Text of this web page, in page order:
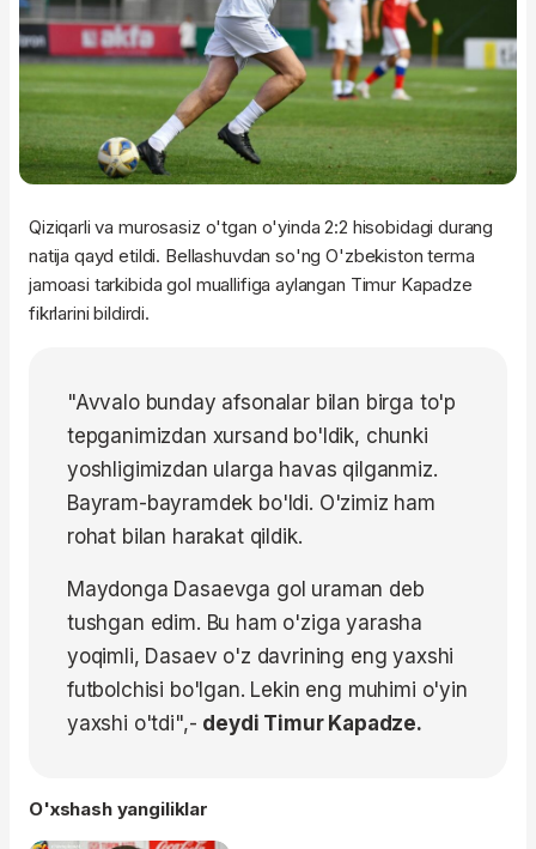
Qiziqarli va murosasiz o'tgan o'yinda 2:2 hisobidagi durang
natija qayd etildi. Bellashuvdan so'ng O'zbekiston terma
jamoasi tarkibida gol muallifiga aylangan Timur Kapadze
fikrlarini bildirdi.
"Avvalo bunday afsonalar bilan birga to'p
tepganimizdan xursand bo'ldik, chunki
yoshligimizdan ularga havas qilganmiz.
Bayram-bayramdek bo'ldi. O'zimiz ham
rohat bilan harakat qildik.
Maydonga Dasaevga gol uraman deb
tushgan edim. Bu ham o'ziga yarasha
yoqimli, Dasaev o'z davrining eng yaxshi
futbolchisi bo'lgan. Lekin eng muhimi o'yin
yaxshi o'tdi",- deydi Timur Kapadze.
O'xshash yangiliklar